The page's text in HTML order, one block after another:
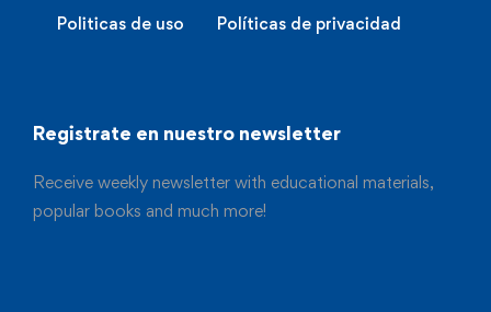
Politicas de uso Políticas de privacidad
Registrate en nuestro newsletter
Receive weekly newsletter with educational materials,
popular books and much more!